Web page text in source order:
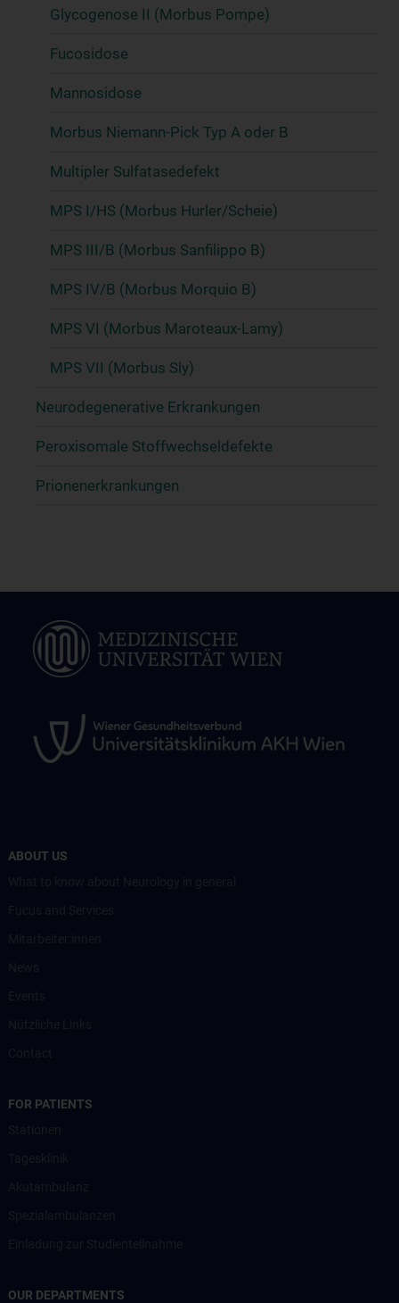
Glycogenose II (Morbus Pompe)
Fucosidose
Mannosidose
Morbus Niemann-Pick Typ A oder B
Multipler Sulfatasedefekt
MPS I/HS (Morbus Hurler/Scheie)
MPS III/B (Morbus Sanfilippo B)
MPS IV/B (Morbus Morquio B)
MPS VI (Morbus Maroteaux-Lamy)
MPS VII (Morbus Sly)
Neurodegenerative Erkrankungen
Peroxisomale Stoffwechseldefekte
Prionenerkrankungen
ABOUT US
FOR PATIENTS
OUR DEPARTMENTS